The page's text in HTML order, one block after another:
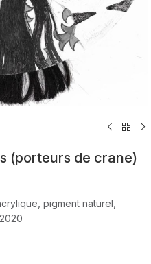
(porteurs de crane)
pigment naturel,